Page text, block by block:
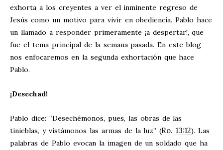
exhorta a los creyentes a ver el inminente regreso de
Jesús como un motivo para vivir en obediencia. Pablo hace
un llamado a responder primeramente ¡a despertar!, que
fue el tema principal de la semana pasada. En este blog
nos enfocaremos en la segunda exhortación que hace
Pablo.
¡Desechad!
Pablo dice: “Desechémonos, pues, las obras de las
tinieblas, y vistámonos las armas de la luz” (Ro. 13:12). Las
palabras de Pablo evocan la imagen de un soldado que ha